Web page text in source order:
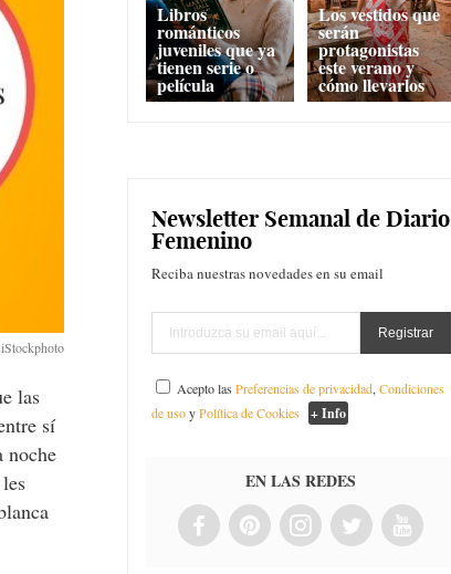
las
sí
noche
Libros
románticos
juveniles que ya
tienen serie o
película
Los vestidos que
serán
protagonistas
este verano y
cómo llevarlos
Newsletter Semanal de Diario
Femenino
Reciba nuestras novedades en su email
Acepto lasPreferencias de privacidad,Condiciones
de usoyPolítica de Cookies + Info
EN LAS REDES